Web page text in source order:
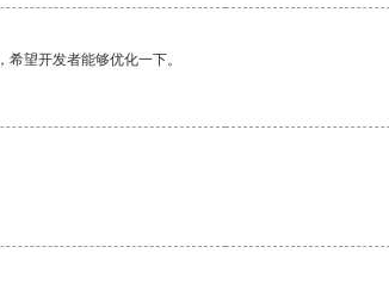
望开发者能够优化一下。